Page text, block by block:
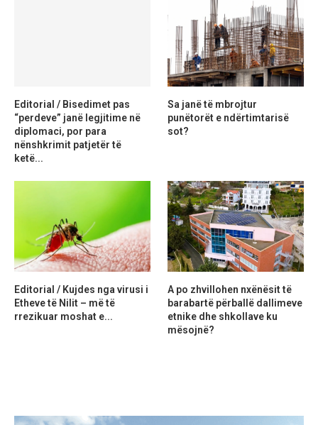
Editorial / Bisedimet pas
“perdeve” janë legjitime në
diplomaci, por para
nënshkrimit patjetër të
ketë...
Sa janë të mbrojtur
punëtorët e ndërtimtarisë
sot?
Editorial / Kujdes nga virusi i
Etheve të Nilit – më të
rrezikuar moshat e...
A po zhvillohen nxënësit të
barabartë përballë dallimeve
etnike dhe shkollave ku
mësojnë?